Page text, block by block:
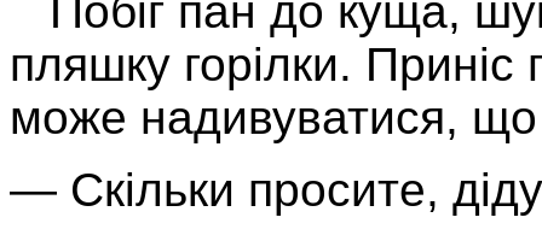
Побіг пан до куща,
пляшку горілки. Приніс
може надивуватися,
— Скільки просите,